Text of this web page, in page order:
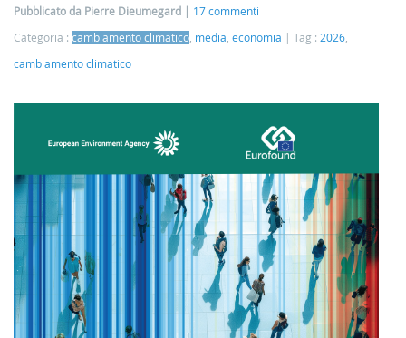
Pubblicato da Pierre Dieumegard
17 commenti
Categoria : cambiamento climatico media economia Tag : 2026
cambiamento climatico